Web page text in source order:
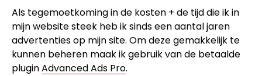
Als tegemoetkoming in de kosten + de tijd die ik in
mijn website steek heb ik sinds een aantal jaren
advertenties op mijn site. Om deze gemakkelijk te
kunnen beheren maak ik gebruik van de betaalde
pluginAdvanced Ads Pro.